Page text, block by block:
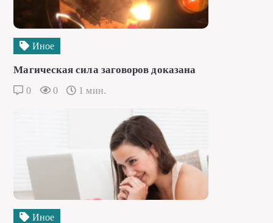
Иное
Магическая сила заговоров доказана
0 0 1 мин.
Иное